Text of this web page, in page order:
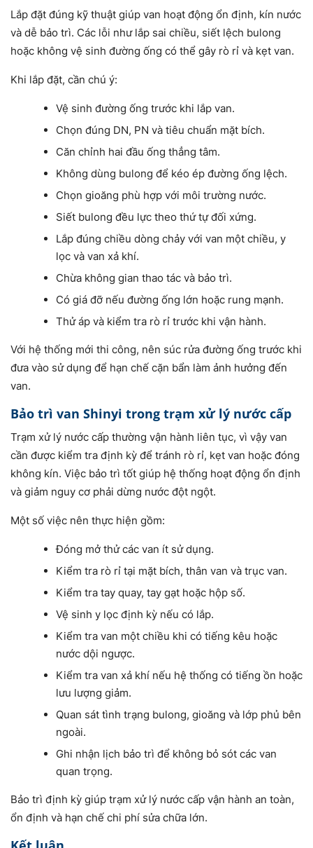
Lắp đặt đúng kỹ thuật giúp van hoạt động ổn định, kín nước
và dễ bảo trì. Các lỗi như lắp sai chiều, siết lệch bulong
hoặc không vệ sinh đường ống có thể gây rò rỉ và kẹt van.
Khi lắp đặt, cần chú ý:
Vệ sinh đường ống trước khi lắp van.
Chọn đúng DN, PN và tiêu chuẩn mặt bích.
Căn chỉnh hai đầu ống thẳng tâm.
Không dùng bulong để kéo ép đường ống lệch.
Chọn gioăng phù hợp với môi trường nước.
Siết bulong đều lực theo thứ tự đối xứng.
Lắp đúng chiều dòng chảy với van một chiều, y
lọc và van xả khí.
Chừa không gian thao tác và bảo trì.
Có giá đỡ nếu đường ống lớn hoặc rung mạnh.
Thử áp và kiểm tra rò rỉ trước khi vận hành.
Với hệ thống mới thi công, nên súc rửa đường ống trước khi
đưa vào sử dụng để hạn chế cặn bẩn làm ảnh hưởng đến
van.
Bảo trì van Shinyi trong trạm xử lý nước cấp
Trạm xử lý nước cấp thường vận hành liên tục, vì vậy van
cần được kiểm tra định kỳ để tránh rò rỉ, kẹt van hoặc đóng
không kín. Việc bảo trì tốt giúp hệ thống hoạt động ổn định
và giảm nguy cơ phải dừng nước đột ngột.
Một số việc nên thực hiện gồm:
Đóng mở thử các van ít sử dụng.
Kiểm tra rò rỉ tại mặt bích, thân van và trục van.
Kiểm tra tay quay, tay gạt hoặc hộp số.
Vệ sinh y lọc định kỳ nếu có lắp.
Kiểm tra van một chiều khi có tiếng kêu hoặc
nước dội ngược.
Kiểm tra van xả khí nếu hệ thống có tiếng ồn hoặc
lưu lượng giảm.
Quan sát tình trạng bulong, gioăng và lớp phủ bên
ngoài.
Ghi nhận lịch bảo trì để không bỏ sót các van
quan trọng.
Bảo trì định kỳ giúp trạm xử lý nước cấp vận hành an toàn,
ổn định và hạn chế chi phí sửa chữa lớn.